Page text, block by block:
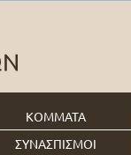
ΚΟΜΜΑΤΑ
ΣΥΝΑΣΠΙΣΜΟΙ